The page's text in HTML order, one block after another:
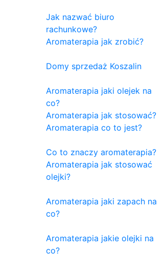
Jak nazwać biuro
rachunkowe?
Aromaterapia jak zrobić?
Domy sprzedaż Koszalin
Aromaterapia jaki olejek na
co?
Aromaterapia jak stosować?
Aromaterapia co to jest?
Co to znaczy aromaterapia?
Aromaterapia jak stosować
olejki?
Aromaterapia jaki zapach na
co?
Aromaterapia jakie olejki na
co?